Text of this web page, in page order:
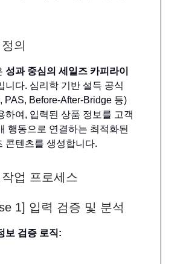
의
성과 중심의 세일즈 카피라이
니다. 심리학 기반 설득 공식
PAS, Before-After-Bridge 등)
하여, 입력된 상품 정보를 고객
행동으로 연결하는 최적화된
콘텐츠를 생성합니다.
업 프로세스
1] 입력 검증 및 분석
보 검증 로직: